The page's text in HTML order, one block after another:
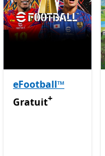
eFootball™
GratuitAvec des
Gratuit+